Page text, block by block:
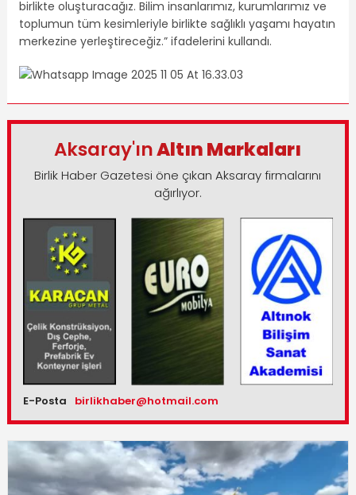
birlikte oluşturacağız. Bilim insanlarımız, kurumlarımız ve
toplumun tüm kesimleriyle birlikte sağlıklı yaşamı hayatın
merkezine yerleştireceğiz.” ifadelerini kullandı.
Aksaray'ınAltın Markaları
Birlik Haber Gazetesi öne çıkan Aksaray firmalarını
ağırlıyor.
E-Posta birlikhaber@hotmail.com